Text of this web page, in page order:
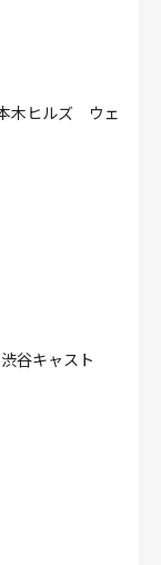
木ヒルズ ウェ
谷キャスト